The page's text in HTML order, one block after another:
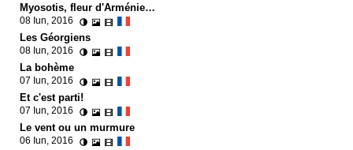
Myosotis, fleur d'Arménie…
08 Iun, 2016
Les Géorgiens
08 Iun, 2016
La bohème
07 Iun, 2016
Et c'est parti!
07 Iun, 2016
Le vent ou un murmure
06 Iun, 2016